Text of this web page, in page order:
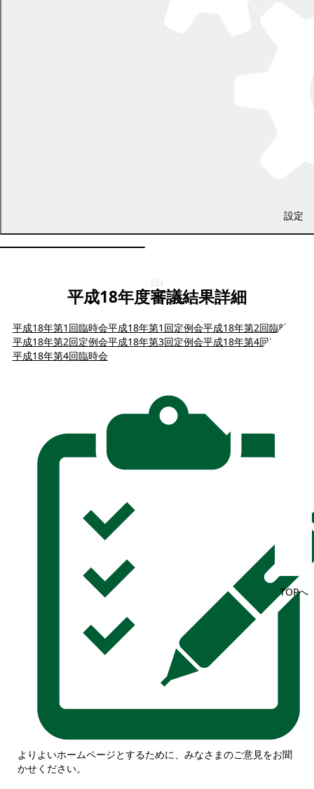
設定
TOPへ
平成18年度審議結果詳細
平成18年第1回臨時会平成18年第1回定例会平成18年第2回臨時会
平成18年第2回定例会平成18年第3回定例会平成18年第4回定例会
平成18年第4回臨時会
よりよいホームページとするために、みなさまのご意見をお聞
かせください。